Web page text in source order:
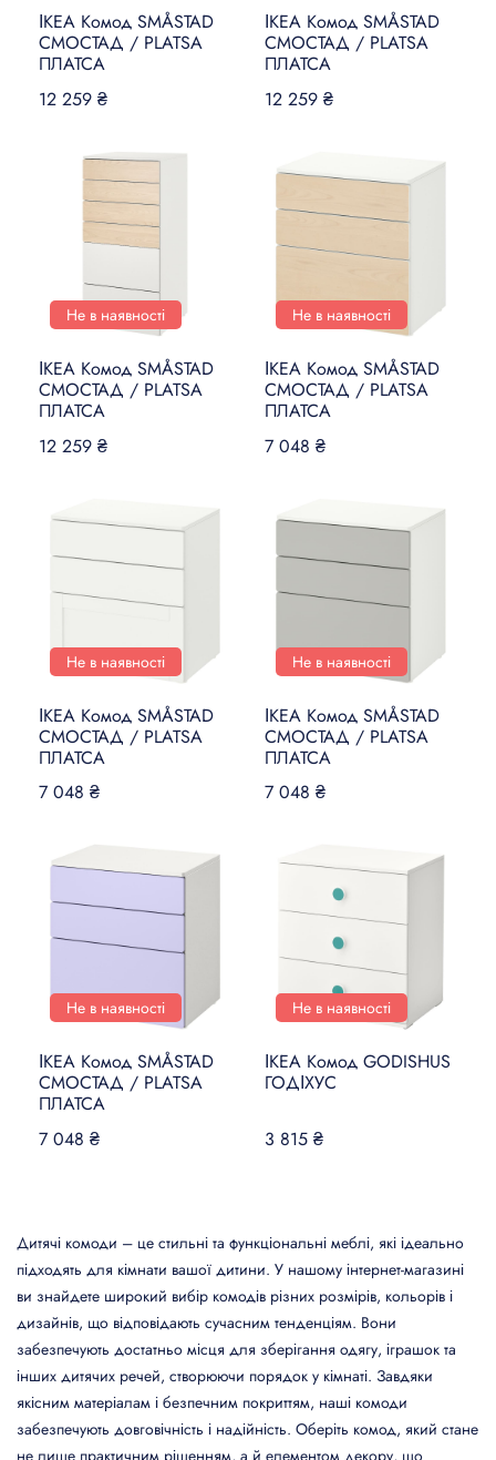
ІКЕА Комод SMÅSTAD
СМОСТАД / PLATSA
ПЛАТСА
12 259 ₴
ІКЕА Комод SMÅSTAD
СМОСТАД / PLATSA
ПЛАТСА
12 259 ₴
Не в наявності
ІКЕА Комод SMÅSTAD
СМОСТАД / PLATSA
ПЛАТСА
12 259 ₴
Не в наявності
ІКЕА Комод SMÅSTAD
СМОСТАД / PLATSA
ПЛАТСА
7 048 ₴
Не в наявності
ІКЕА Комод SMÅSTAD
СМОСТАД / PLATSA
ПЛАТСА
7 048 ₴
Не в наявності
ІКЕА Комод SMÅSTAD
СМОСТАД / PLATSA
ПЛАТСА
7 048 ₴
Не в наявності
ІКЕА Комод SMÅSTAD
СМОСТАД / PLATSA
ПЛАТСА
7 048 ₴
Не в наявності
ІКЕА Комод GODISHUS
ГОДІХУС
3 815 ₴
Дитячі комоди – це стильні та функціональні меблі, які ідеально
підходять для кімнати вашої дитини. У нашому інтернет-магазині
ви знайдете широкий вибір комодів різних розмірів, кольорів і
дизайнів, що відповідають сучасним тенденціям. Вони
забезпечують достатньо місця для зберігання одягу, іграшок та
інших дитячих речей, створюючи порядок у кімнаті. Завдяки
якісним матеріалам і безпечним покриттям, наші комоди
забезпечують довговічність і надійність. Оберіть комод, який стане
не лише практичним рішенням, а й елементом декору, що